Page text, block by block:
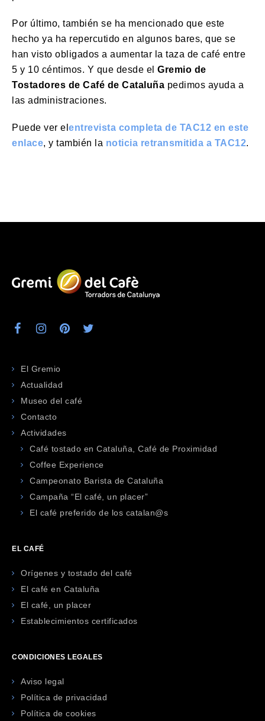
Por último, también se ha mencionado que este
hecho ya ha repercutido en algunos bares, que se
han visto obligados a aumentar la taza de café entre
5 y 10 céntimos. Y que desde el Gremio de
Tostadores de Café de Cataluña pedimos ayuda a
las administraciones.
Puede ver el entrevista completa de TAC12 en este
enlace, y también la noticia retransmitida a TAC12.
El Gremio
Actualidad
Museo del café
Contacto
Actividades
Café tostado en Cataluña, Café de Proximidad
Coffee Experience
Campeonato Barista de Cataluña
Campaña “El café, un placer”
El café preferido de los catalan@s
EL CAFÉ
Orígenes y tostado del café
El café en Cataluña
El café, un placer
Establecimientos certificados
CONDICIONES LEGALES
Aviso legal
Política de privacidad
Política de cookies